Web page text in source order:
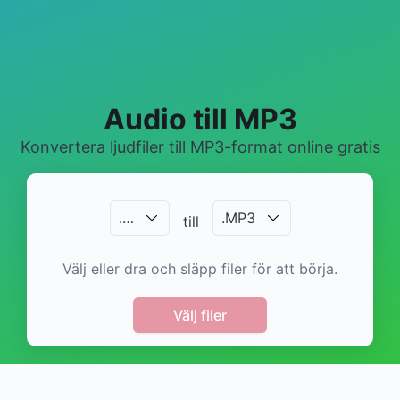
Audio till MP3
Konvertera ljudfiler till MP3-format online gratis
.… till .MP3
Välj eller dra och släpp filer för att börja.
Välj filer